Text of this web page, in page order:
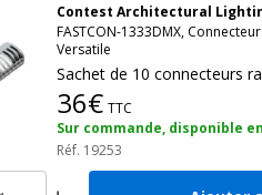
Contest Architectural
FASTCON-1333DMX,
Versatile
Sachet de 10 connecteurs
36€ TTC
Sur commande, disponible
Réf. 19253